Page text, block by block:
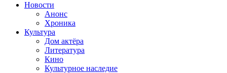
Новости
Анонс
Хроника
Культура
Дом актёра
Литература
Кино
Культурное наследие